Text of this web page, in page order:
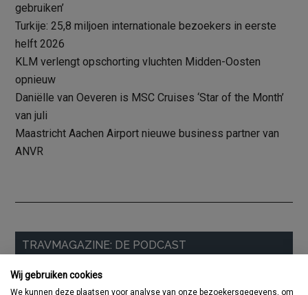
gebruiken’
Turkije: 25,8 miljoen internationale bezoekers in eerste
helft 2026
KLM verlengt opschorting vluchten Midden-Oosten
opnieuw
Daniëlle van Oeveren is MSC Cruises ‘Star of the Month’
van juli
Maastricht Aachen Airport nieuwe business partner van
ANVR
Primaire
Sidebar
TRAVMAGAZINE: DE PODCAST
Wij gebruiken cookies
We kunnen deze plaatsen voor analyse van onze bezoekersgegevens, om